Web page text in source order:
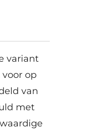
variant
op
van
met